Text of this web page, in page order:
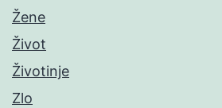
Žene
Život
Životinje
Zlo